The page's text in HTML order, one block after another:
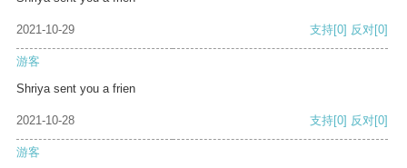
2021-10-29 支持[0] 反对[0]
游客
Shriya sent you a frien
2021-10-28 支持[0] 反对[0]
游客